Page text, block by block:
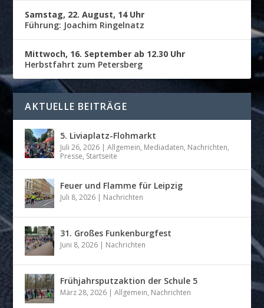
Samstag, 22. August, 14 Uhr
Führung: Joachim Ringelnatz
Mittwoch, 16. September ab 12.30 Uhr
Herbstfahrt zum Petersberg
AKTUELLE BEITRÄGE
5. Liviaplatz-Flohmarkt
Juli 26, 2026 |Allgemein, Mediadaten, Nachrichten,
Presse, Startseite
Feuer und Flamme für Leipzig
Juli 8, 2026 | Nachrichten
31. Großes Funkenburgfest
Juni 8, 2026 | Nachrichten
Frühjahrsputzaktion der Schule 5
März 28, 2026 |Allgemein, Nachrichten